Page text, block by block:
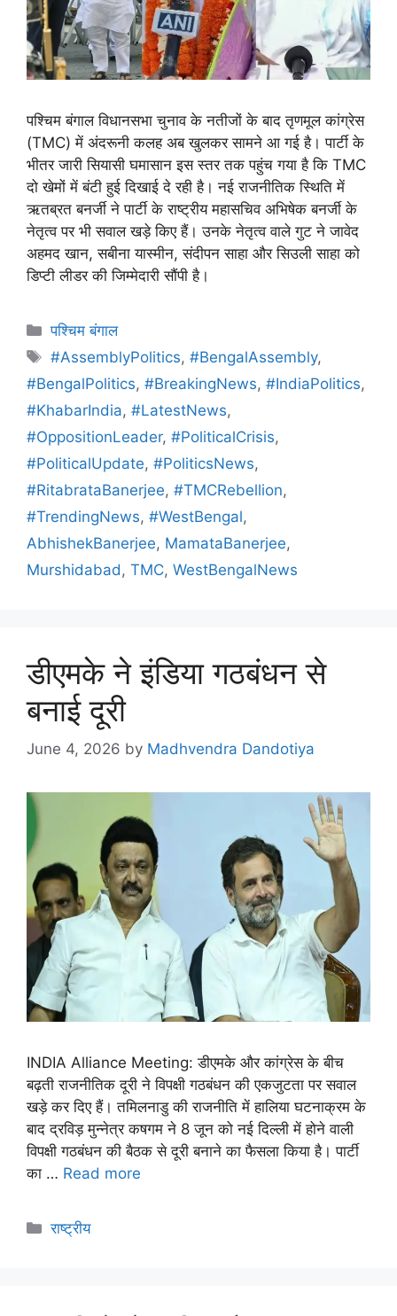
पश्चिम बंगाल विधानसभा चुनाव के नतीजों के बाद तृणमूल कांग्रेस
(TMC) में अंदरूनी कलह अब खुलकर सामने आ गई है। पार्टी के
भीतर जारी सियासी घमासान इस स्तर तक पहुंच गया है कि TMC
दो खेमों में बंटी हुई दिखाई दे रही है। नई राजनीतिक स्थिति में
ऋतब्रत बनर्जी ने पार्टी के राष्ट्रीय महासचिव अभिषेक बनर्जी के
नेतृत्व पर भी सवाल खड़े किए हैं। उनके नेतृत्व वाले गुट ने जावेद
अहमद खान, सबीना यास्मीन, संदीपन साहा और सिउली साहा को
डिप्टी लीडर की जिम्मेदारी सौंपी है।
पश्चिम बंगाल
#AssemblyPolitics,#BengalAssembly,
#BengalPolitics, #BreakingNews, #IndiaPolitics,
#KhabarIndia, #LatestNews,
#OppositionLeader, #PoliticalCrisis,
#PoliticalUpdate, #PoliticsNews,
#RitabrataBanerjee, #TMCRebellion,
#TrendingNews, #WestBengal,
AbhishekBanerjee, MamataBanerjee,
Murshidabad , TMC, WestBengalNews
डीएमके ने इंडिया गठबंधन से
बनाई दूरी
June 4, 2026 by Madhvendra Dandotiya
INDIA Alliance Meeting: डीएमके और कांग्रेस के बीच
बढ़ती राजनीतिक दूरी ने विपक्षी गठबंधन की एकजुटता पर सवाल
खड़े कर दिए हैं। तमिलनाडु की राजनीति में हालिया घटनाक्रम के
बाद द्रविड़ मुन्नेत्र कषगम ने 8 जून को नई दिल्ली में होने वाली
विपक्षी गठबंधन की बैठक से दूरी बनाने का फैसला किया है। पार्टी
का … Read more
राष्ट्रीय